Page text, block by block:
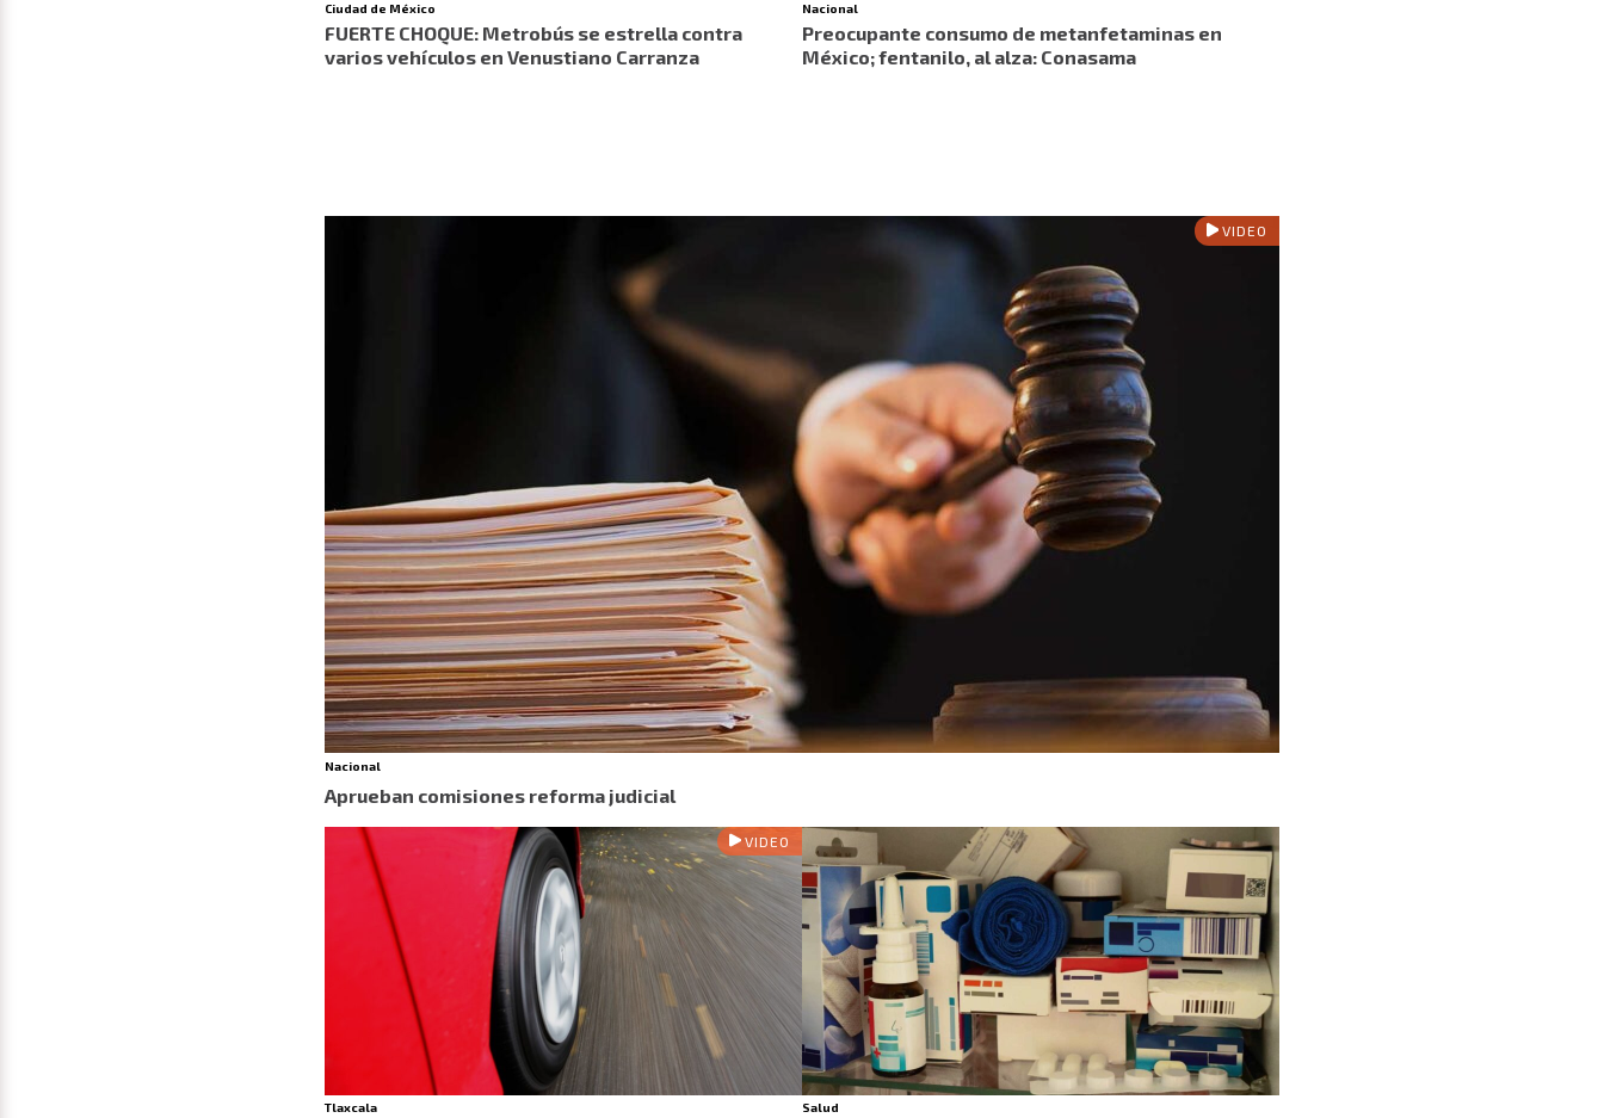
Ciudad de México
FUERTE CHOQUE: Metrobús se estrella contra
varios vehículos en Venustiano Carranza
Nacional
Preocupante consumo de metanfetaminas en
México; fentanilo, al alza: Conasama
VIDEO
Nacional
Aprueban comisiones reforma judicial
VIDEO
Tlaxcala Salud